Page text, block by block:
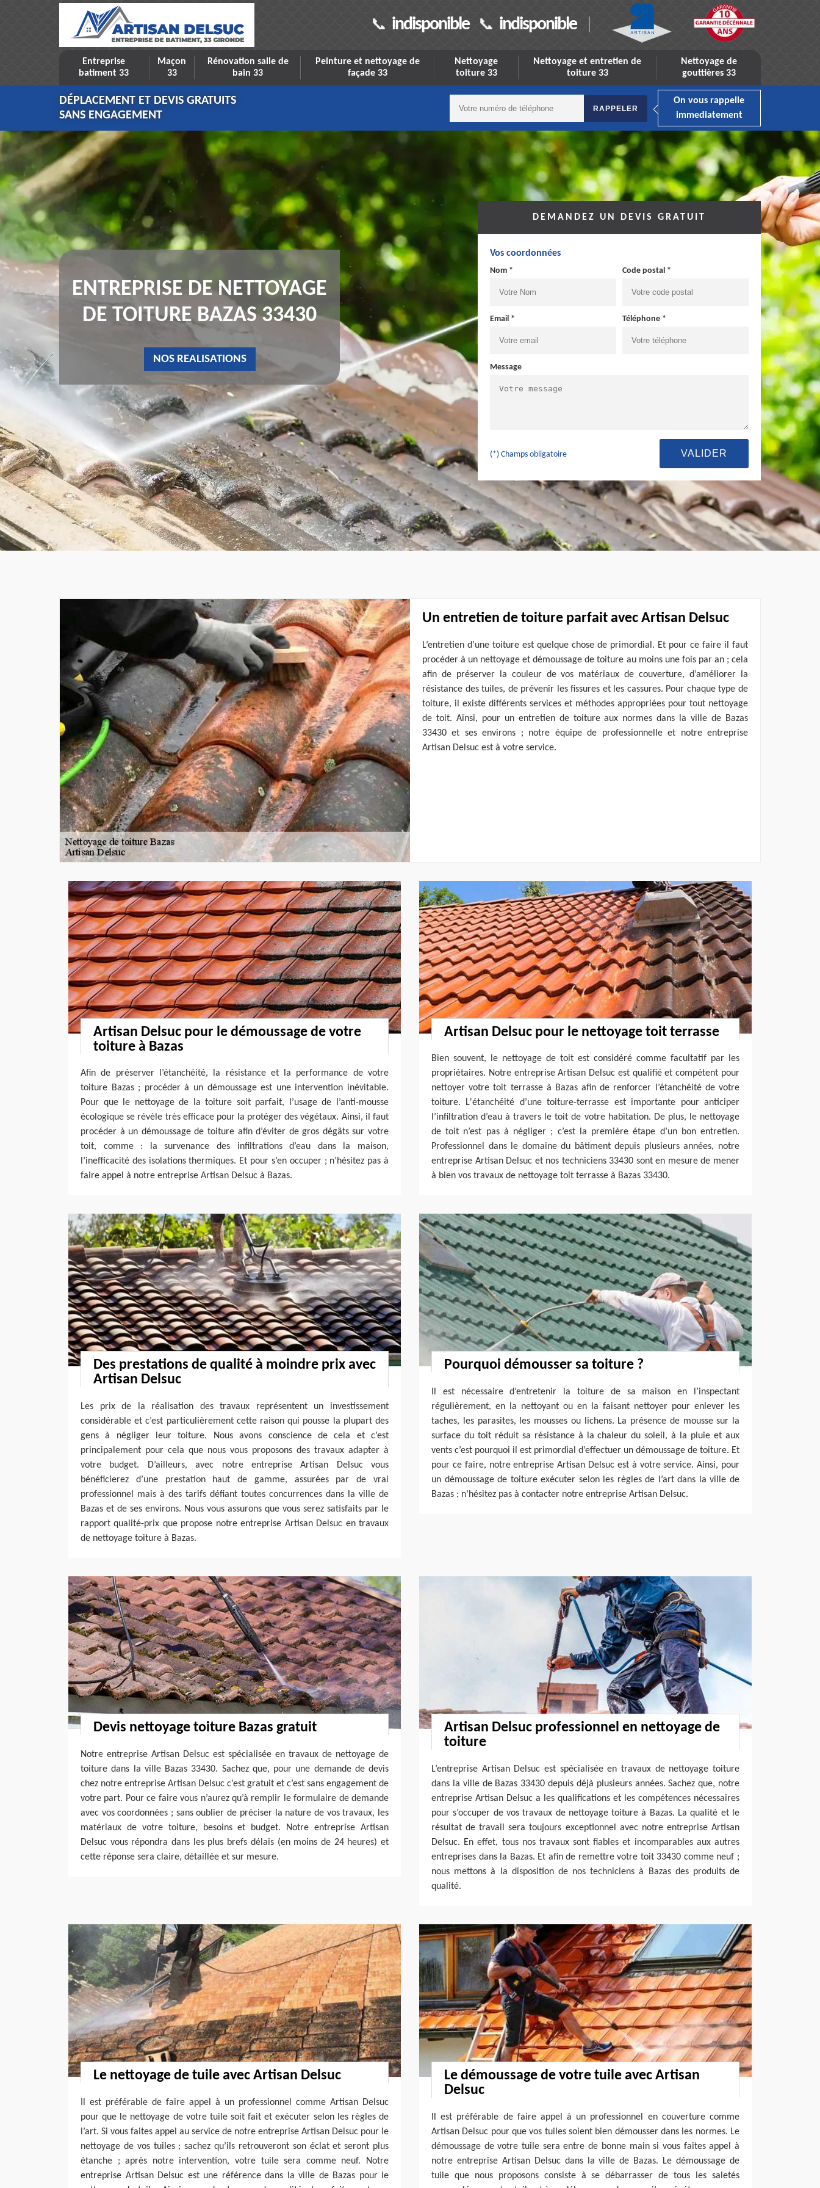
indisponible indisponible
Entreprise
batiment 33
Maçon
33
Rénovation salle de
bain 33
Peinture et nettoyage de
façade 33
Nettoyage
toiture 33
Nettoyage et entretien de
toiture 33
Nettoyage de
gouttières 33
DÉPLACEMENT ET DEVIS GRATUITS
SANS ENGAGEMENT
On vous rappelle
immediatement
ENTREPRISE DE NETTOYAGE
DE TOITURE BAZAS 33430
NOS REALISATIONS
DEMANDEZ UN DEVIS GRATUIT
Vos coordonnées
Nom * Code postal *
Email * Téléphone *
Message
(*) Champs obligatoire
Un entretien de toiture parfait avec Artisan Delsuc
L’entretien d’une toiture est quelque chose de primordial. Et pour ce faire il faut
procéder à un nettoyage et démoussage de toiture au moins une fois par an ; cela
afin de préserver la couleur de vos matériaux de couverture, d’améliorer la
résistance des tuiles, de prévenir les fissures et les cassures. Pour chaque type de
toiture, il existe différents services et méthodes appropriées pour tout nettoyage
de toit. Ainsi, pour un entretien de toiture aux normes dans la ville de Bazas
33430 et ses environs ; notre équipe de professionnelle et notre entreprise
Artisan Delsuc est à votre service.
Artisan Delsuc pour le démoussage de votre
toiture à Bazas
Afin de préserver l’étanchéité, la résistance et la performance de votre
toiture Bazas ; procéder à un démoussage est une intervention inévitable.
Pour que le nettoyage de la toiture soit parfait, l’usage de l’anti-mousse
écologique se révèle très efficace pour la protéger des végétaux. Ainsi, il faut
procéder à un démoussage de toiture afin d’éviter de gros dégâts sur votre
toit, comme : la survenance des infiltrations d’eau dans la maison,
l’inefficacité des isolations thermiques. Et pour s’en occuper ; n’hésitez pas à
faire appel à notre entreprise Artisan Delsuc à Bazas.
Artisan Delsuc pour le nettoyage toit terrasse
Bien souvent, le nettoyage de toit est considéré comme facultatif par les
propriétaires. Notre entreprise Artisan Delsuc est qualifié et compétent pour
nettoyer votre toit terrasse à Bazas afin de renforcer l’étanchéité de votre
toiture. L'étanchéité d’une toiture-terrasse est importante pour anticiper
l’infiltration d’eau à travers le toit de votre habitation. De plus, le nettoyage
de toit n’est pas à négliger ; c’est la première étape d’un bon entretien.
Professionnel dans le domaine du bâtiment depuis plusieurs années, notre
entreprise Artisan Delsuc et nos techniciens 33430 sont en mesure de mener
à bien vos travaux de nettoyage toit terrasse à Bazas 33430.
Des prestations de qualité à moindre prix avec
Artisan Delsuc
Les prix de la réalisation des travaux représentent un investissement
considérable et c’est particulièrement cette raison qui pousse la plupart des
gens à négliger leur toiture. Nous avons conscience de cela et c’est
principalement pour cela que nous vous proposons des travaux adapter à
votre budget. D’ailleurs, avec notre entreprise Artisan Delsuc vous
bénéficierez d’une prestation haut de gamme, assurées par de vrai
professionnel mais à des tarifs défiant toutes concurrences dans la ville de
Bazas et de ses environs. Nous vous assurons que vous serez satisfaits par le
rapport qualité-prix que propose notre entreprise Artisan Delsuc en travaux
de nettoyage toiture à Bazas.
Pourquoi démousser sa toiture ?
Il est nécessaire d’entretenir la toiture de sa maison en l’inspectant
régulièrement, en la nettoyant ou en la faisant nettoyer pour enlever les
taches, les parasites, les mousses ou lichens. La présence de mousse sur la
surface du toit réduit sa résistance à la chaleur du soleil, à la pluie et aux
vents c’est pourquoi il est primordial d’effectuer un démoussage de toiture. Et
pour ce faire, notre entreprise Artisan Delsuc est à votre service. Ainsi, pour
un démoussage de toiture exécuter selon les règles de l’art dans la ville de
Bazas ; n’hésitez pas à contacter notre entreprise Artisan Delsuc.
Devis nettoyage toiture Bazas gratuit
Notre entreprise Artisan Delsuc est spécialisée en travaux de nettoyage de
toiture dans la ville Bazas 33430. Sachez que, pour une demande de devis
chez notre entreprise Artisan Delsuc c’est gratuit et c’est sans engagement de
votre part. Pour ce faire vous n’aurez qu’à remplir le formulaire de demande
avec vos coordonnées ; sans oublier de préciser la nature de vos travaux, les
matériaux de votre toiture, besoins et budget. Notre entreprise Artisan
Delsuc vous répondra dans les plus brefs délais (en moins de 24 heures) et
cette réponse sera claire, détaillée et sur mesure.
Artisan Delsuc professionnel en nettoyage de
toiture
L’entreprise Artisan Delsuc est spécialisée en travaux de nettoyage toiture
dans la ville de Bazas 33430 depuis déjà plusieurs années. Sachez que, notre
entreprise Artisan Delsuc a les qualifications et les compétences nécessaires
pour s’occuper de vos travaux de nettoyage toiture à Bazas. La qualité et le
résultat de travail sera toujours exceptionnel avec notre entreprise Artisan
Delsuc. En effet, tous nos travaux sont fiables et incomparables aux autres
entreprises dans la Bazas. Et afin de remettre votre toit 33430 comme neuf ;
nous mettons à la disposition de nos techniciens à Bazas des produits de
qualité.
Le nettoyage de tuile avec Artisan Delsuc
Il est préférable de faire appel à un professionnel comme Artisan Delsuc
pour que le nettoyage de votre tuile soit fait et exécuter selon les règles de
l’art. Si vous faites appel au service de notre entreprise Artisan Delsuc pour le
nettoyage de vos tuiles ; sachez qu’ils retrouveront son éclat et seront plus
étanche ; après notre intervention, votre tuile sera comme neuf. Notre
entreprise Artisan Delsuc est une référence dans la ville de Bazas pour le
Le démoussage de votre tuile avec Artisan
Delsuc
Il est préférable de faire appel à un professionnel en couverture comme
Artisan Delsuc pour que vos tuiles soient bien démousser dans les normes. Le
démoussage de votre tuile sera entre de bonne main si vous faites appel à
notre entreprise Artisan Delsuc dans la ville de Bazas. Le démoussage de
tuile que nous proposons consiste à se débarrasser de tous les saletés